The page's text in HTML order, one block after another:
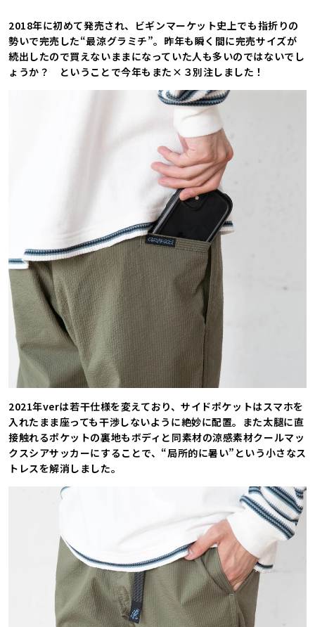
2018年に初めて発売され、ビギンマーケット史上でも指折りの
勢いで完売した“最涼グラミチ”。昨年も瞬く間に完売サイズが
続出したので買えないままになっていた人も多いのではないでし
ょうか？ ということで今年もまた×３別注しました！
2021年verは若干仕様を変えており、サイドポケットはスマホを
入れたまま座っても干渉しないように絶妙に配置。また太腿に直
接触れるポケットの裏地もボディと同素材の涼感素材クールマッ
クスシアサッカーにすることで、“局所的に暑い”という小さなス
トレスを解消しました。